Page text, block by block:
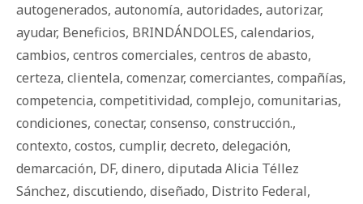
autogenerados, autonomía, autoridades, autorizar,
ayudar, Beneficios, BRINDÁNDOLES, calendarios,
cambios, centros comerciales, centros de abasto,
certeza, clientela, comenzar, comerciantes, compañías,
competencia, competitividad, complejo, comunitarias,
condiciones, conectar, consenso, construcción.,
contexto, costos, cumplir, decreto, delegación,
demarcación, DF, dinero, diputada Alicia Téllez
Sánchez, discutiendo, diseñado, Distrito Federal,